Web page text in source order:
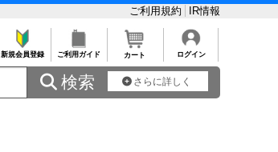
ご利用規約 IR情報
新規会員登録 ご利用ガイド カート ログイン
 検索 さらに詳しく